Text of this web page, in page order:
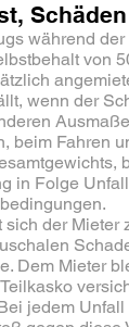
während
von
wenn der
beim Fahren
in Folge
der
Dem Mieter
jedem